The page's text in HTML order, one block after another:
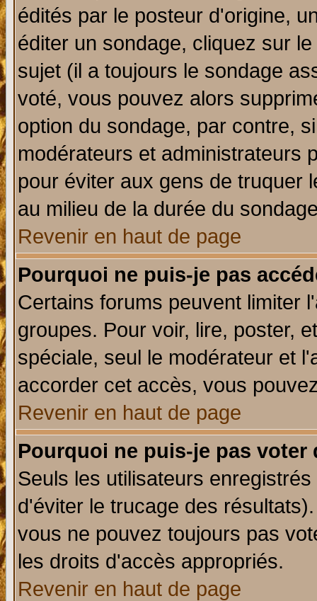
édités par le posteur d'origine,
éditer un sondage, cliquez sur
sujet (il a toujours le sondage
voté, vous pouvez alors
option du sondage, par contre,
modérateurs et administrateurs
pour éviter aux gens de truquer
au milieu de la durée du
Revenir en haut de page
Pourquoi ne puis-je pas
Certains forums peuvent limiter
groupes. Pour voir, lire, poster,
spéciale, seul le modérateur et
accorder cet accès, vous
Revenir en haut de page
Pourquoi ne puis-je pas voter
Seuls les utilisateurs
d'éviter le trucage des
vous ne pouvez toujours pas
les droits d'accès appropriés.
Revenir en haut de page